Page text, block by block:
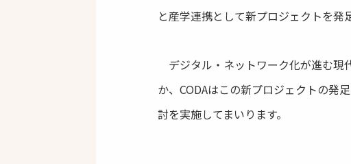
と産学連携として新プロジェクトを発
デジタル・ネットワーク化が進む現
か、CODAはこの新プロジェクトの発
討を実施してまいります。